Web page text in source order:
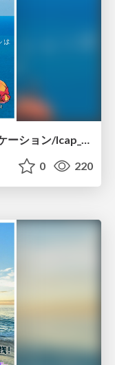
アンチパターンから学ぶコミュニケーション/lcap_sample
0 220